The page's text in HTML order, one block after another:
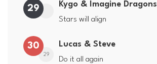
29 Kygo & Imagine Dragons
Stars will align
30
29
Lucas & Steve
Do it all again